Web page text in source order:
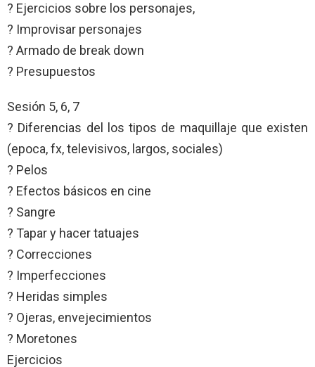
? Ejercicios sobre los personajes,
? Improvisar personajes
? Armado de break down
? Presupuestos
Sesión 5, 6, 7
? Diferencias del los tipos de maquillaje que existen
(epoca, fx, televisivos, largos, sociales)
? Pelos
? Efectos básicos en cine
? Sangre
? Tapar y hacer tatuajes
? Correcciones
? Imperfecciones
? Heridas simples
? Ojeras, envejecimientos
? Moretones
Ejercicios